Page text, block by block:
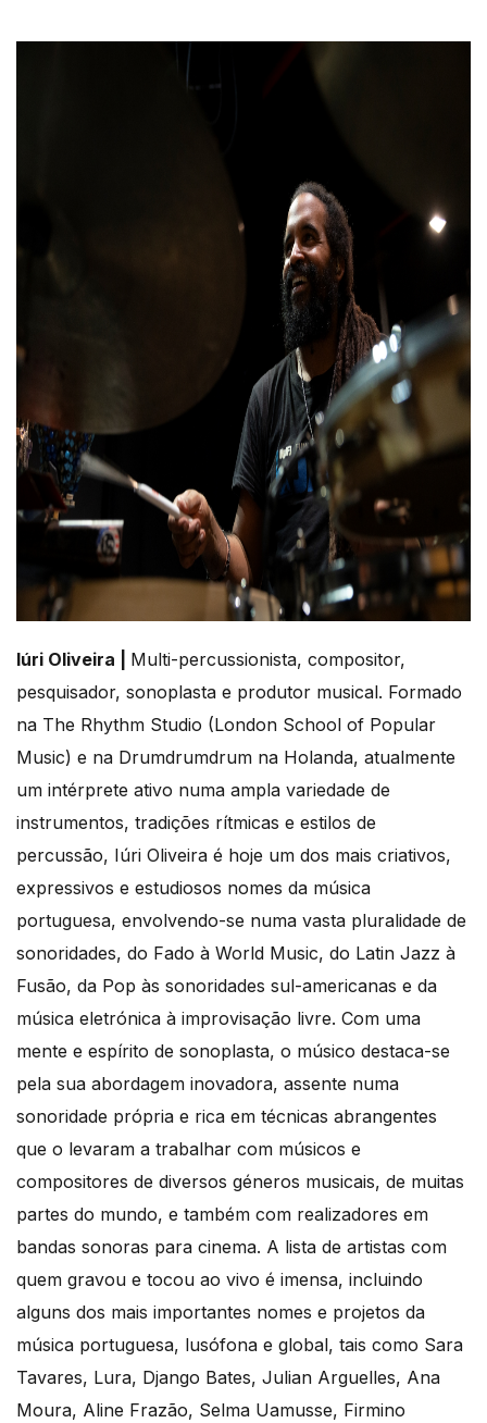
Iúri Oliveira | Multi-percussionista, compositor,
pesquisador, sonoplasta e produtor musical. Formado
na The Rhythm Studio (London School of Popular
Music) e na Drumdrumdrum na Holanda, atualmente
um intérprete ativo numa ampla variedade de
instrumentos, tradições rítmicas e estilos de
percussão, Iúri Oliveira é hoje um dos mais criativos,
expressivos e estudiosos nomes da música
portuguesa, envolvendo-se numa vasta pluralidade de
sonoridades, do Fado à World Music, do Latin Jazz à
Fusão, da Pop às sonoridades sul-americanas e da
música eletrónica à improvisação livre. Com uma
mente e espírito de sonoplasta, o músico destaca-se
pela sua abordagem inovadora, assente numa
sonoridade própria e rica em técnicas abrangentes
que o levaram a trabalhar com músicos e
compositores de diversos géneros musicais, de muitas
partes do mundo, e também com realizadores em
bandas sonoras para cinema. A lista de artistas com
quem gravou e tocou ao vivo é imensa, incluindo
alguns dos mais importantes nomes e projetos da
música portuguesa, lusófona e global, tais como Sara
Tavares, Lura, Django Bates, Julian Arguelles, Ana
Moura, Aline Frazão, Selma Uamusse, Firmino